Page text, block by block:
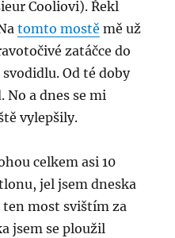
Cooliovi). Řekl
tomto mostě mě už
zatáčce do
Od té doby
No a dnes se mi
vylepšily.
celkem asi 10
jel jsem dneska
ten most svištím za
jsem se ploužil